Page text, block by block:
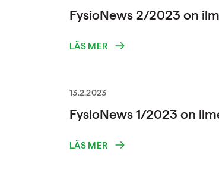
FysioNews 2/2023 on
LÄS MER
13.2.2023
FysioNews 1/2023 on
LÄS MER